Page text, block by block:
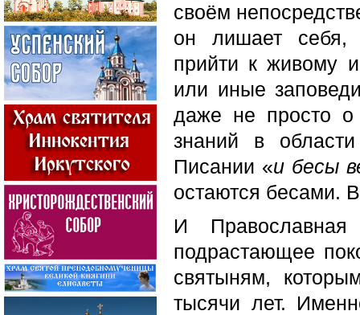
своём
он лишает себя,
прийти к живому
или иные
даже не просто о
знаний в
Писании «и бесы
остаются бесами.
И
подрастающее
святыням,
тысячи лет.